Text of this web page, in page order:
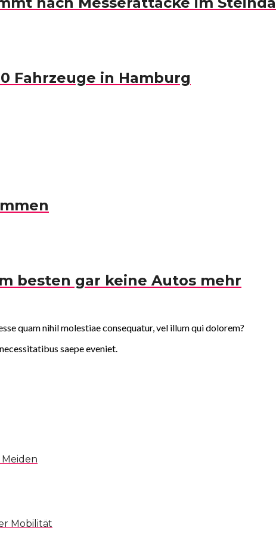
Fahrzeuge in Hamburg
besten gar keine Autos mehr
quam nihil molestiae consequatur, vel illum qui dolorem?
saepe eveniet.
Mobilität